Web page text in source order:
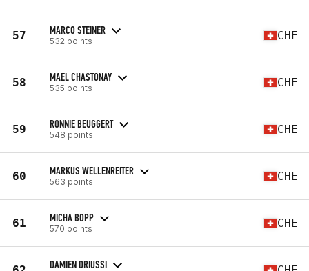
57 MARCO STEINER
532 points CHE
58 MAEL CHASTONAY
535 points CHE
59 RONNIE BEUGGERT
548 points CHE
60 MARKUS WELLENREITER
563 points CHE
61 MICHA BOPP
570 points CHE
DAMIEN DRIUSSI